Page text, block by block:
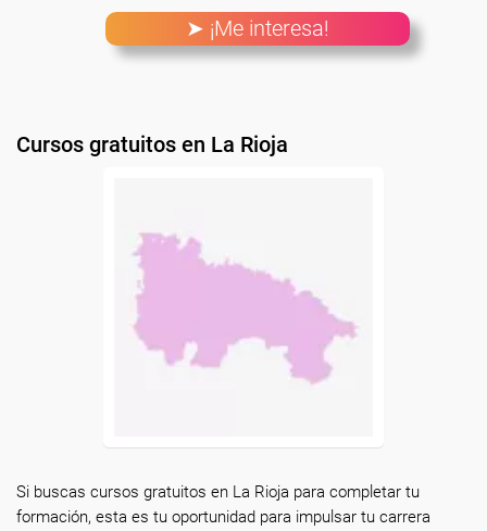
➤ ¡Me interesa!
Cursos gratuitos en La Rioja
Si buscas cursos gratuitos en La Rioja para completar tu
formación, esta es tu oportunidad para impulsar tu carrera